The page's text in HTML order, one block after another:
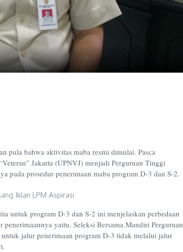
pula bahwa aktivitas maba resmi dimulai. Pasca
Jakarta (UPNVJ) menjadi Perguruan Tinggi
pada prosedur penerimaan maba program D-3 dan S-2.
untuk program D-3 dan S-2 ini menjelaskan perbedaan
yaitu, Seleksi Bersama Mandiri Perguruan
jalur penerimaan program D-3 tidak melalui jalur